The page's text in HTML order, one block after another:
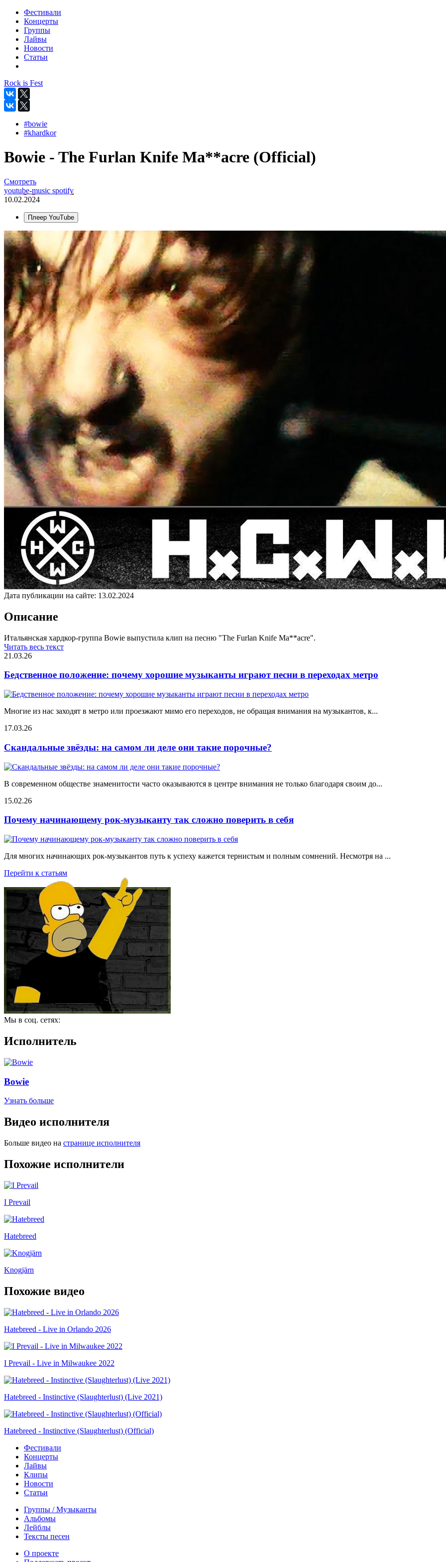
Фестивали
Концерты
Группы
Лайвы
Новости
Статьи
Rock is Fest
#bowie
#khardkor
Bowie - The Furlan Knife Ma**acre (Official)
Смотреть
youtube-music spotify
10.02.2024
Плеер YouTube
Дата публикации на сайте: 13.02.2024
Описание
Итальянская хардкор-группа Bowie выпустила клип на песню "The Furlan Knife Ma**acre".
Читать весь текст
21.03.26
Бедственное положение: почему хорошие музыканты играют песни в переходах метро
Многие из нас заходят в метро или проезжают мимо его переходов, не обращая внимания на музыкантов, к...
17.03.26
Скандальные звёзды: на самом ли деле они такие порочные?
В современном обществе знаменитости часто оказываются в центре внимания не только благодаря своим до...
15.02.26
Почему начинающему рок-музыканту так сложно поверить в себя
Для многих начинающих рок-музыкантов путь к успеху кажется тернистым и полным сомнений. Несмотря на ...
Перейти к статьям
Мы в соц. сетях:
Исполнитель
Bowie
Узнать больше
Видео исполнителя
Больше видео на странице исполнителя
Похожие исполнители
I Prevail
Hatebreed
Knogjärn
Похожие видео
Hatebreed - Live in Orlando 2026
I Prevail - Live in Milwaukee 2022
Hatebreed - Instinctive (Slaughterlust) (Live 2021)
Hatebreed - Instinctive (Slaughterlust) (Official)
Фестивали
Концерты
Лайвы
Клипы
Новости
Статьи
Группы / Музыканты
Альбомы
Лейблы
Тексты песен
О проекте